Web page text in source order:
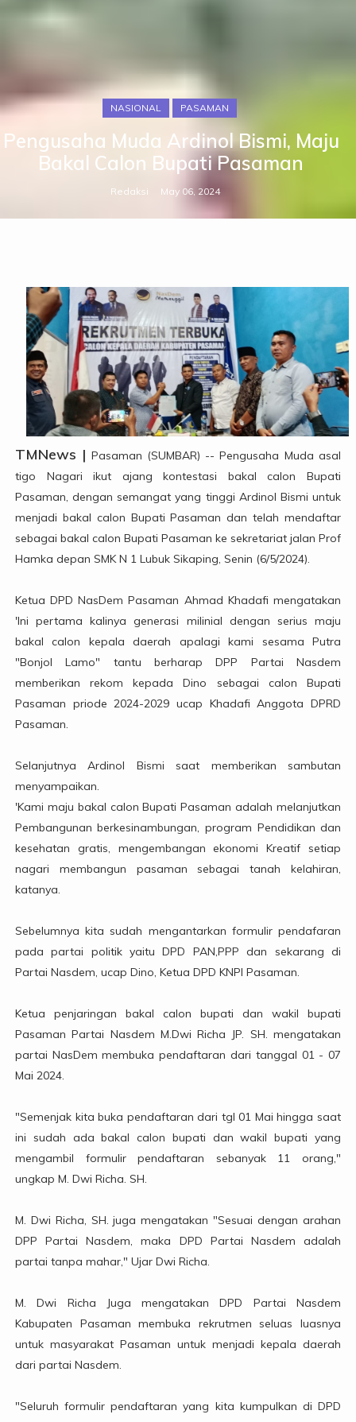
NASIONAL PASAMAN
Pengusaha Muda Ardinol Bismi, Maju
Bakal Calon Bupati Pasaman
Redaksi May 06, 2024
TMNews | Pasaman (SUMBAR) -- Pengusaha Muda asal
tigo Nagari ikut ajang kontestasi bakal calon Bupati
Pasaman, dengan semangat yang tinggi Ardinol Bismi untuk
menjadi bakal calon Bupati Pasaman dan telah mendaftar
sebagai bakal calon Bupati Pasaman ke sekretariat jalan Prof
Hamka depan SMK N 1 Lubuk Sikaping, Senin (6/5/2024).
Ketua DPD NasDem Pasaman Ahmad Khadafi mengatakan
'Ini pertama kalinya generasi milinial dengan serius maju
bakal calon kepala daerah apalagi kami sesama Putra
"Bonjol Lamo" tantu berharap DPP Partai Nasdem
memberikan rekom kepada Dino sebagai calon Bupati
Pasaman priode 2024-2029 ucap Khadafi Anggota DPRD
Pasaman.
Selanjutnya Ardinol Bismi saat memberikan sambutan
menyampaikan.
'Kami maju bakal calon Bupati Pasaman adalah melanjutkan
Pembangunan berkesinambungan, program Pendidikan dan
kesehatan gratis, mengembangan ekonomi Kreatif setiap
nagari membangun pasaman sebagai tanah kelahiran,
katanya.
Sebelumnya kita sudah mengantarkan formulir pendafaran
pada partai politik yaitu DPD PAN,PPP dan sekarang di
Partai Nasdem, ucap Dino, Ketua DPD KNPI Pasaman.
Ketua penjaringan bakal calon bupati dan wakil bupati
Pasaman Partai Nasdem M.Dwi Richa JP. SH. mengatakan
partai NasDem membuka pendaftaran dari tanggal 01 - 07
Mai 2024.
"Semenjak kita buka pendaftaran dari tgl 01 Mai hingga saat
ini sudah ada bakal calon bupati dan wakil bupati yang
mengambil formulir pendaftaran sebanyak 11 orang,"
ungkap M. Dwi Richa. SH.
M. Dwi Richa, SH. juga mengatakan "Sesuai dengan arahan
DPP Partai Nasdem, maka DPD Partai Nasdem adalah
partai tanpa mahar," Ujar Dwi Richa.
M. Dwi Richa Juga mengatakan DPD Partai Nasdem
Kabupaten Pasaman membuka rekrutmen seluas luasnya
untuk masyarakat Pasaman untuk menjadi kepala daerah
dari partai Nasdem.
"Seluruh formulir pendaftaran yang kita kumpulkan di DPD